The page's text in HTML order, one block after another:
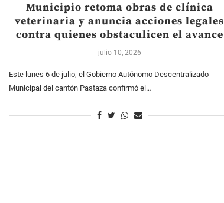
Municipio retoma obras de clínica
veterinaria y anuncia acciones legales
contra quienes obstaculicen el avance
julio 10, 2026
Este lunes 6 de julio, el Gobierno Autónomo Descentralizado
Municipal del cantón Pastaza confirmó el…